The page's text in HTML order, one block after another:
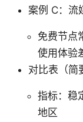
案例 C：流
免费节点
使用体验
对比表（简
指标：稳
地区